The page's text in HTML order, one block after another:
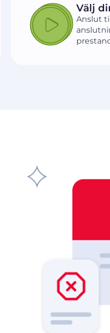
Välj
Anslut